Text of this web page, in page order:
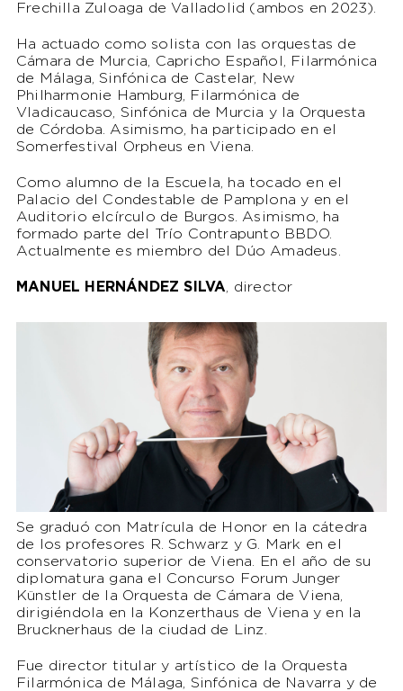
Frechilla Zuloaga de Valladolid (ambos en 2023).
Ha actuado como solista con las orquestas de
Cámara de Murcia, Capricho Español, Filarmónica
de Málaga, Sinfónica de Castelar, New
Philharmonie Hamburg, Filarmónica de
Vladicaucaso, Sinfónica de Murcia y la Orquesta
de Córdoba. Asimismo, ha participado en el
Somerfestival Orpheus en Viena.
Como alumno de la Escuela, ha tocado en el
Palacio del Condestable de Pamplona y en el
Auditorio elcírculo de Burgos. Asimismo, ha
formado parte del Trío Contrapunto BBDO.
Actualmente es miembro del Dúo Amadeus.
MANUEL HERNÁNDEZ SILVA, director
Se graduó con Matrícula de Honor en la cátedra
de los profesores R. Schwarz y G. Mark en el
conservatorio superior de Viena. En el año de su
diplomatura gana el Concurso Forum Junger
Künstler de la Orquesta de Cámara de Viena,
dirigiéndola en la Konzerthaus de Viena y en la
Brucknerhaus de la ciudad de Linz.
Fue director titular y artístico de la Orquesta
Filarmónica de Málaga, Sinfónica de Navarra y de